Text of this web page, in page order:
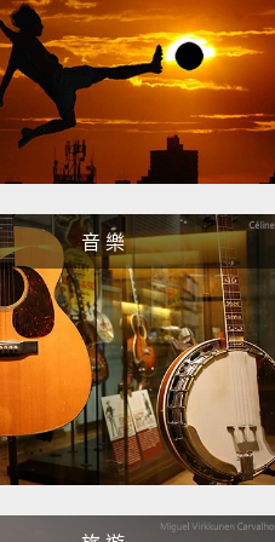
上養殖，像是蔬
腐爛。
覺得餓了嗎？
面
像那所有腳和觸
就是一隻有許多
等、討厭的食物。
轉而發生在蟲子
享用那酥脆聲。
音 樂